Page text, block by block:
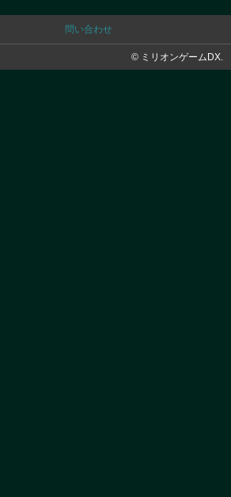
問い合わせ
© ミリオンゲームDX.